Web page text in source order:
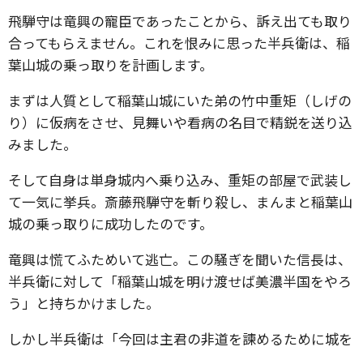
飛騨守は竜興の寵臣であったことから、訴え出ても取り
合ってもらえません。これを恨みに思った半兵衛は、稲
葉山城の乗っ取りを計画します。
まずは人質として稲葉山城にいた弟の竹中重矩（しげの
り）に仮病をさせ、見舞いや看病の名目で精鋭を送り込
みました。
そして自身は単身城内へ乗り込み、重矩の部屋で武装し
て一気に挙兵。斎藤飛騨守を斬り殺し、まんまと稲葉山
城の乗っ取りに成功したのです。
竜興は慌てふためいて逃亡。この騒ぎを聞いた信長は、
半兵衛に対して「稲葉山城を明け渡せば美濃半国をやろ
う」と持ちかけました。
しかし半兵衛は「今回は主君の非道を諫めるために城を